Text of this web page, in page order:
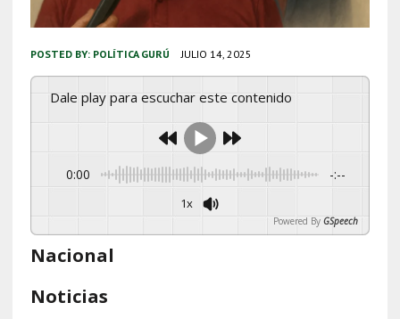
POSTED BY: POLÍTICA GURÚ JULIO 14, 2025
Dale play para escuchar este contenido
0:00 -:--
1x
Powered By GSpeech
Nacional
Noticias